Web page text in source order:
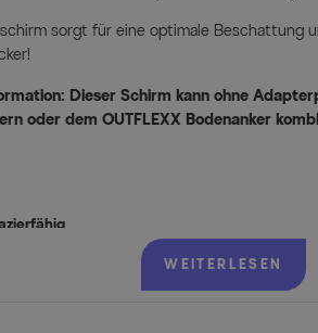
sorgt für eine optimale Beschattung
Dieser Schirm kann ohne
oder dem OUTFLEXX Bodenanker
der Pulverbeschichtung des Gestells und der
imprägnierten Bespannung ist dieser
ist gem. Prüfnorm AS/NZS4399:1996 mit
WEITERLESEN